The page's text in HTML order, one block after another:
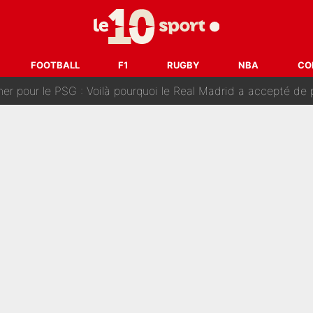
FOOTBALL F1 RUGBY NBA
transfert à l'OM, Quinten Timber raconte ses doutes
le transfert de Max Verstappen qui pourrait «faire des
le PSG : Voilà pourquoi le Real Madrid a accepté de payer la somme